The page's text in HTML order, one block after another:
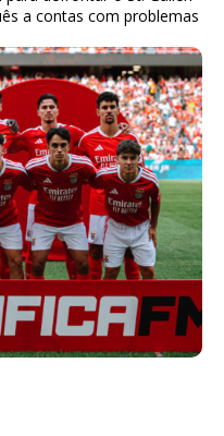
a contas com problemas